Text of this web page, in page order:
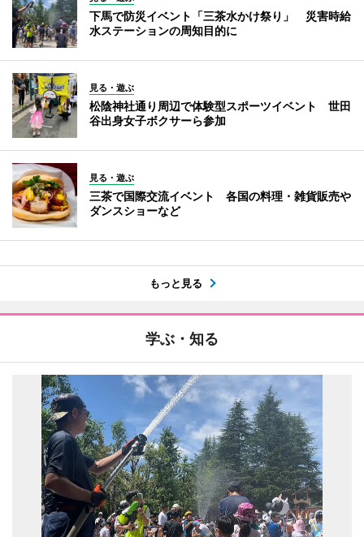
下馬で防災イベント「三茶水かけ祭り」 災害時給
水ステーションの周知目的に
見る・遊ぶ
松陰神社通り周辺で体験型スポーツイベント 世田
谷出身女子ボクサーら参加
見る・遊ぶ
三茶で国際交流イベント 各国の料理・雑貨販売や
ダンスショーなど
もっと見る
学ぶ・知る